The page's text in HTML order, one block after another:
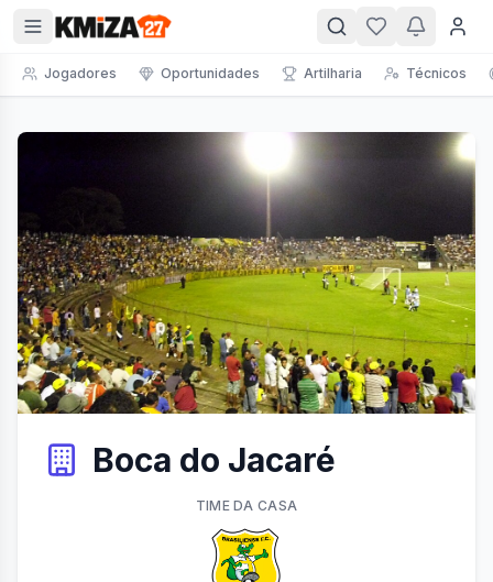
Jogadores Oportunidades Artilharia Técnicos
Boca do Jacaré
TIMEDA CASA